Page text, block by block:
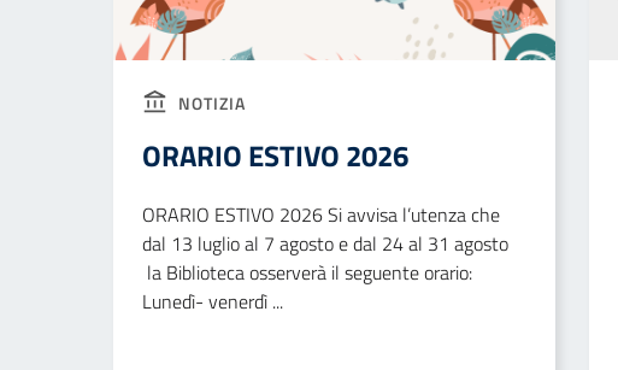
NOTIZIA
ORARIO ESTIVO 2026
ORARIO ESTIVO 2026 Si avvisa l’utenza che
dal 13 luglio al 7 agosto e dal 24 al 31 agosto
la Biblioteca osserverà il seguente orario:
Lunedì- venerdì ...